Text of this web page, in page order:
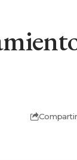
Compartir